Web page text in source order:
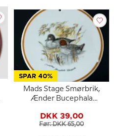
SPAR 40%
Mads Stage Smørbrik,
Ænder Bucephala
DKK 39,00
Før: DKK 65,00